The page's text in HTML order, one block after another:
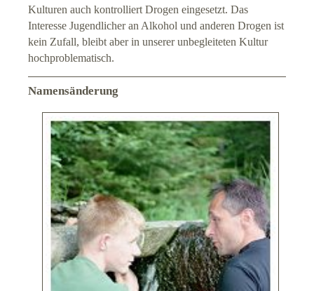
Kulturen auch kontrolliert Drogen eingesetzt. Das
Interesse Jugendlicher an Alkohol und anderen Drogen ist
kein Zufall, bleibt aber in unserer unbegleiteten Kultur
hochproblematisch.
Namensänderung